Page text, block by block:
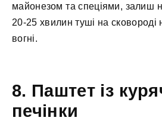
майонезом та спеціями, залиш
20-25 хвилин туші на сковороді
вогні.
8. Паштет із
печінки